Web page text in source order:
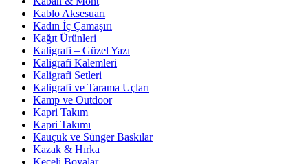
Kablo Aksesuarı
Kadın İç Çamaşırı
Kağıt Ürünleri
Kaligrafi – Güzel Yazı
Kaligrafi Kalemleri
Kaligrafi Setleri
Kaligrafi ve Tarama Uçları
Kamp ve Outdoor
Kapri Takım
Kapri Takımı
Kauçuk ve Sünger Baskılar
Kazak & Hırka